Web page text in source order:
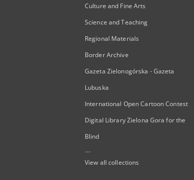
Culture and Fine Arts
Science and Teaching
Regional Materials
Border Archive
Gazeta Zielonogórska - Gazeta
Lubuska
International Open Cartoon Contest
Digital Library Zielona Gora for the
Blind
...
View all collections